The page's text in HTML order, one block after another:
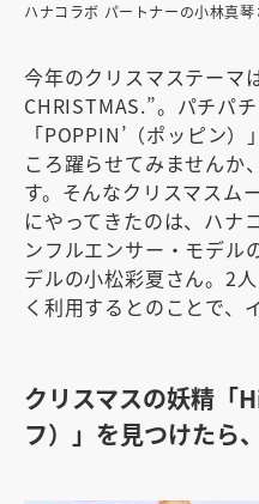
ハナコラボ パートナーの小林真
今年のクリスマステーマ
CHRISTMAS.”。パチパ
「POPPIN’（ポッピン
ころ躍らせてみませんか
す。そんなクリスマスム
にやってきたのは、ハナ
ンフルエンサー・モデル
デルの小松彩夏さん。2
く利用するとのことで、
クリスマスの妖精「
フ）」を見つけたら